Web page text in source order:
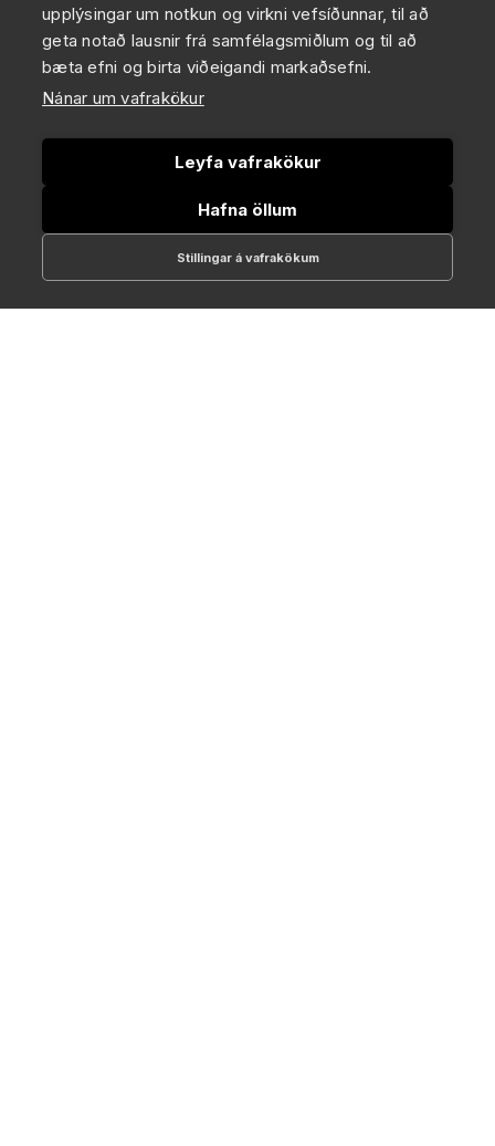
upplýsingar um notkun og virkni vefsíðunnar, til að
geta notað lausnir frá samfélagsmiðlum og til að
bæta efni og birta viðeigandi markaðsefni.
Nánar um vafrakökur
Leyfa vafrakökur
Hafna öllum
Stillingar á vafrakökum